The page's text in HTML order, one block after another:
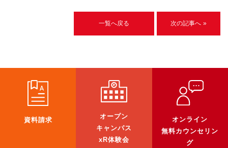
一覧へ戻る 次の記事へ »
資料請求
オープン
キャンパス
xR体験会
オンライン
無料カウンセリン
グ